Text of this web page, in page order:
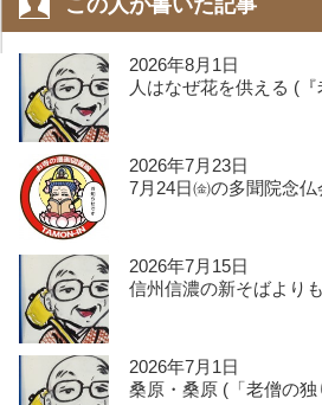
この人が書いた記事
2026年8月1日
人はなぜ花を供える (
2026年7月23日
7月24日㈮の多聞院念
2026年7月15日
信州信濃の新そばより
2026年7月1日
桑原・桑原 (「老僧の独